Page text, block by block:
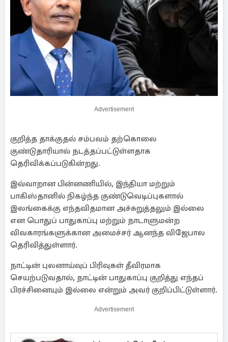
Advertisement
குறித்த தாக்குதல் சம்பவம் தற்கொலை
குண்டுதாரியால் நடத்தப்பட்டுள்ளதாக
தெரிவிக்கப்படுகின்றது.
இவ்வாறான பின்னணியில், இந்தியா மற்றும்
பாகிஸ்தானில் நிகழ்ந்த குண்டுவெடிப்புகளால்
இலங்கைக்கு எந்தவிதமான அச்சுறுத்தலும் இல்லை
என பொதுப் பாதுகாப்பு மற்றும் நாடாளுமன்ற
விவகாரங்களுக்கான அமைச்சர் ஆனந்த விஜேபால
தெரிவித்துள்ளார்.
நாட்டின் புலனாய்வுப் பிரிவுகள் தீவிரமாக
செயற்படுவதால், நாட்டின் பாதுகாப்பு குறித்து எந்தப்
பிரச்சினையும் இல்லை என்றும் அவர் குறிப்பிட்டுள்ளார்.
Advertisement